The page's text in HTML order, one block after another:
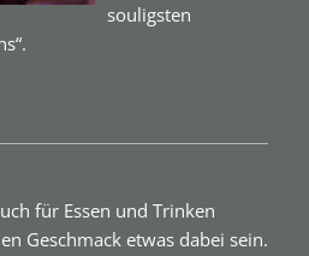
souligsten
für Essen und Trinken
Geschmack etwas dabei sein.